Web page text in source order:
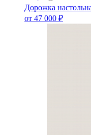
Дорожка
от 47 000 ₽